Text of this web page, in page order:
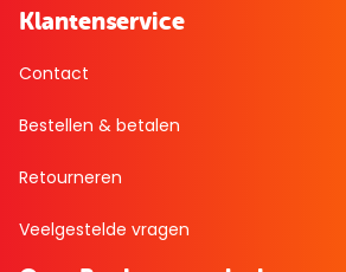
Klantenservice
Contact
Bestellen & betalen
Retourneren
Veelgestelde vragen